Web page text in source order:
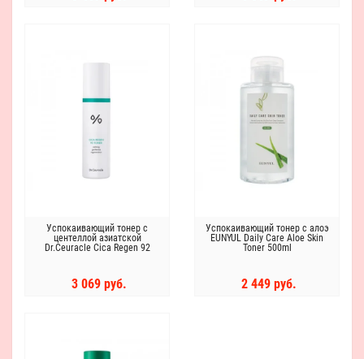
Успокаивающий тонер с
центеллой азиатской
Dr.Ceuracle Cica Regen 92
3 069 руб.
Успокаивающий тонер с алоэ
EUNYUL Daily Care Aloe Skin
Toner 500ml
2 449 руб.